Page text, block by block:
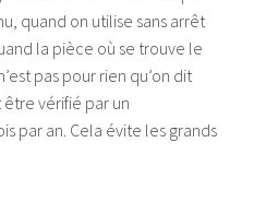
quand on utilise sans arrêt
la pièce où se trouve le
pas pour rien qu’on dit
être vérifié par un
par an. Cela évite les grands